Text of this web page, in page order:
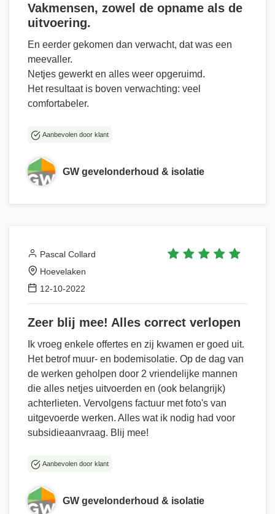
Vakmensen, zowel de opname als de
uitvoering.
En eerder gekomen dan verwacht, dat was een
meevaller.
Netjes gewerkt en alles weer opgeruimd.
Het resultaat is boven verwachting: veel
comfortabeler.
GW gevelonderhoud & isolatie
Aanbevolen door klant
Pascal Collard
Hoevelaken
12-10-2022
Zeer blij mee! Alles correct verlopen
Ik vroeg enkele offertes en zij kwamen er goed uit.
Het betrof muur- en bodemisolatie. Op de dag van
de werken geholpen door 2 vriendelijke mannen
die alles netjes uitvoerden en (ook belangrijk)
achterlieten. Vervolgens factuur met foto's van
uitgevoerde werken. Alles wat ik nodig had voor
subsidieaanvraag. Blij mee!
GW gevelonderhoud & isolatie
Aanbevolen door klant